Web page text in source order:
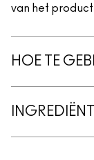
van het
HOE TE